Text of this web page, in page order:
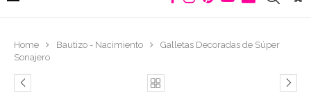
Home Bautizo - Nacimiento
Galletas Decoradas de Súper
Sonajero